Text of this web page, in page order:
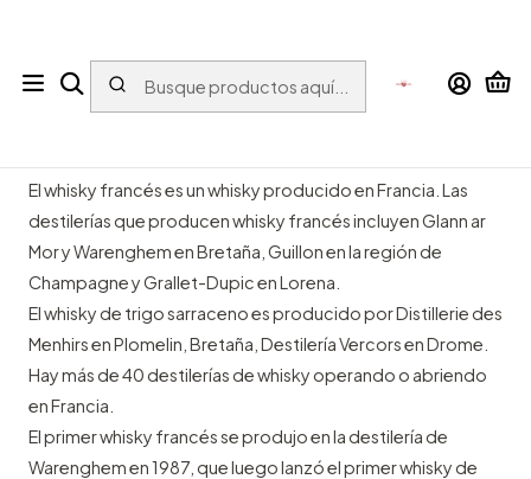
Inicio ESPIRITUOSOS Whisky Whisky Francés
El whisky francés es un whisky producido en Francia. Las
destilerías que producen whisky francés incluyen Glann ar
Mor y Warenghem en Bretaña, Guillon en la región de
Champagne y Grallet-Dupic en Lorena.
El whisky de trigo sarraceno es producido por Distillerie des
Menhirs en Plomelin, Bretaña, Destilería Vercors en Drome.
Hay más de 40 destilerías de whisky operando o abriendo
en Francia.
El primer whisky francés se produjo en la destilería de
Warenghem en 1987, que luego lanzó el primer whisky de